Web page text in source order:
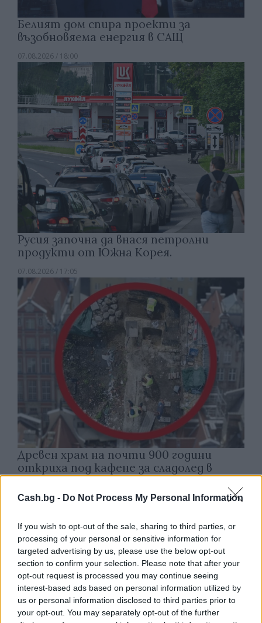
Cash.bg - Do Not Process My Personal Information
If you wish to opt-out of the sale, sharing to third parties, or
processing of your personal or sensitive information for
targeted advertising by us, please use the below opt-out
section to confirm your selection. Please note that after your
opt-out request is processed you may continue seeing
interest-based ads based on personal information utilized by
us or personal information disclosed to third parties prior to
your opt-out. You may separately opt-out of the further
Белият дом спира проекти за
възобновяема енергия в САЩ
07.08.2026 / 18:00
Русия започна да внася петролни
продукти от Южна Корея.
07.08.2026 / 17:05
Древен храм на почти 900 години
откриха под кафене за сладолед в
Полша
07.08.2026 / 16:00